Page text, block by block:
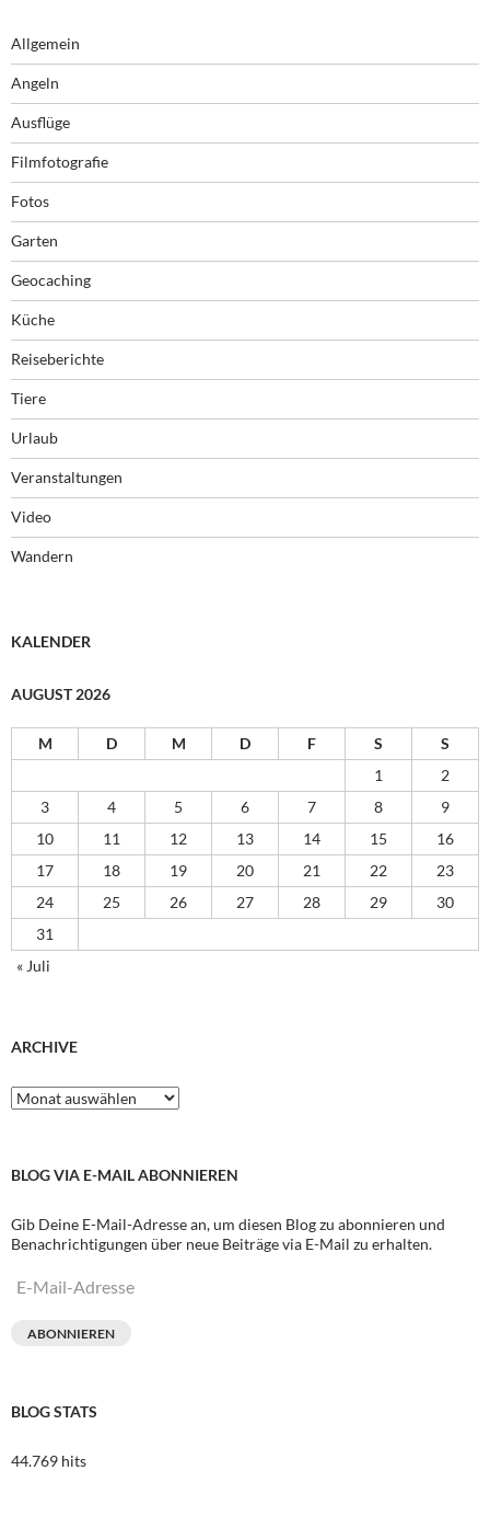
Allgemein
Angeln
Ausflüge
Filmfotografie
Fotos
Garten
Geocaching
Küche
Reiseberichte
Tiere
Urlaub
Veranstaltungen
Video
Wandern
KALENDER
AUGUST 2026
M D M D F S
S
1
2
3
4 5 6 7 8
9
10
11 12 13 14 15
16
17
18 19 20 21 22
23
24
25 26 27 28 29
30
31
« Juli
ARCHIVE
Archive
BLOG VIA E-MAIL ABONNIEREN
Gib Deine E-Mail-Adresse an, um diesen Blog zu abonnieren und
Benachrichtigungen über neue Beiträge via E-Mail zu erhalten.
E-
ABONNIEREN
BLOG STATS
44.769 hits